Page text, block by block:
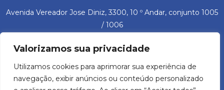
Valorizamos sua privacidade
Utilizamos cookies para aprimorar sua experiência de
navegação, exibir anúncios ou conteúdo personalizado
Avenida Vereador Jose Diniz, 3300, 10 º Andar, conjunto 1005
/ 1006
Tel.: (11) 5574-7000 – (11) 98785-5025
Didatech Comercio e Automação de Sistemas Educacionais Ltda